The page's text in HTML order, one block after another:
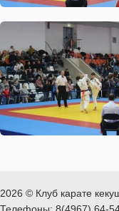
2026 © Клуб карате